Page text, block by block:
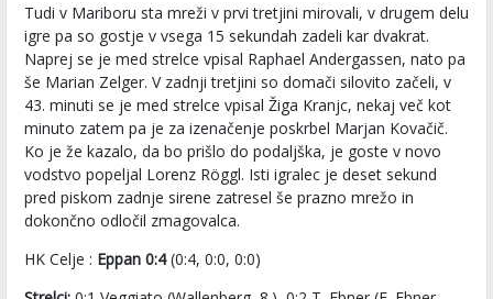
Tudi v Mariboru sta mreži v prvi tretjini mirovali, v drugem delu
igre pa so gostje v vsega 15 sekundah zadeli kar dvakrat.
Naprej se je med strelce vpisal Raphael Andergassen, nato pa
še Marian Zelger. V zadnji tretjini so domači silovito začeli, v
43. minuti se je med strelce vpisal Žiga Kranjc, nekaj več kot
minuto zatem pa je za izenačenje poskrbel Marjan Kovačič.
Ko je že kazalo, da bo prišlo do podaljška, je goste v novo
vodstvo popeljal Lorenz Röggl. Isti igralec je deset sekund
pred piskom zadnje sirene zatresel še prazno mrežo in
dokončno odločil zmagovalca.
HK Celje : Eppan 0:4(0:4, 0:0, 0:0)